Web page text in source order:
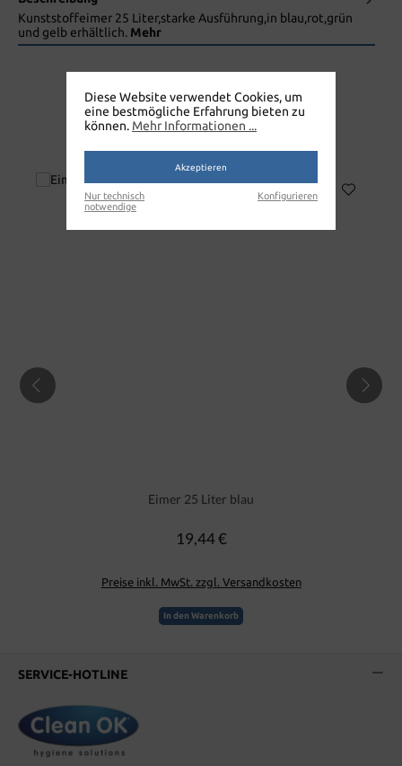
Kunststoffeimer 25 Liter,starke Ausführung,in blau,rot,grün
und gelb erhältlich. Mehr
EIMER 25LITER ROT
Eimer 25 Liter blau
Regulärer Preis:
19,44 €
Preise inkl. MwSt. zzgl. Versandkosten
In den Warenkorb
SERVICE-HOTLINE
Diese Website verwendet Cookies, um
eine bestmögliche Erfahrung bieten zu
können. Mehr Informationen ...
Akzeptieren
Nur technisch
notwendige
Konfigurieren